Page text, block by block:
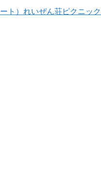
ト）れいぜん荘ピクニッ